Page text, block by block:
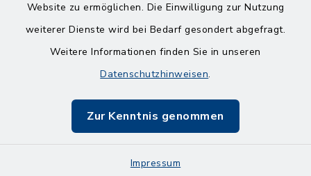
Website zu ermöglichen. Die Einwilligung zur Nutzung
weiterer Dienste wird bei Bedarf gesondert abgefragt.
Weitere Informationen finden Sie in unseren
Datenschutzhinweisen.
Zur Kenntnis genommen
Impressum
Barrierefreiheit
Impressum
Sitemap